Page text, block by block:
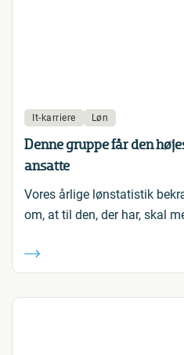
It-karriere Løn
Denne gruppe får den
ansatte
Vores årlige lønstatistik
om, at til den, der har, skal